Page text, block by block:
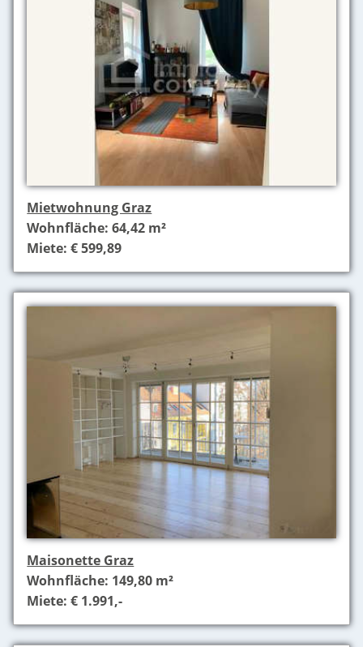
Mietwohnung Graz
Wohnfläche: 64,42 m²
Miete: € 599,89
Maisonette Graz
Wohnfläche: 149,80 m²
Miete: € 1.991,-